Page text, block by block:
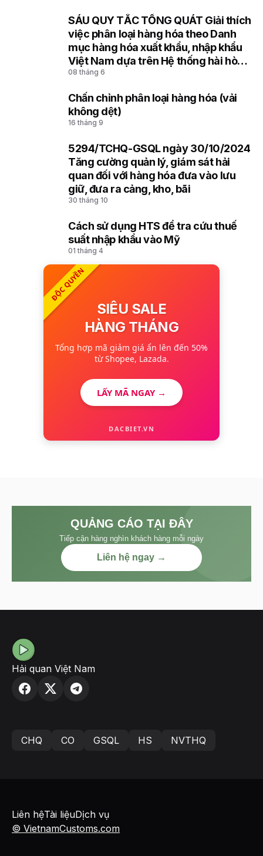
SÁU QUY TẮC TỔNG QUÁT Giải thích
việc phân loại hàng hóa theo Danh
mục hàng hóa xuất khẩu, nhập khẩu
Việt Nam dựa trên Hệ thống hài hòa
mô tả và mã hóa hàng hóa (HS) của
08 tháng 6
Chấn chỉnh phân loại hàng hóa (vải
không dệt)
16 tháng 9
5294/TCHQ-GSQL ngày 30/10/2024
Tăng cường quản lý, giám sát hải
quan đối với hàng hóa đưa vào lưu
giữ, đưa ra cảng, kho, bãi
30 tháng 10
Cách sử dụng HTS để tra cứu thuế
suất nhập khẩu vào Mỹ
01 tháng 4
ĐỘC QUYỀN
SIÊU SALE
HÀNG THÁNG
Tổng hợp mã giảm giá ẩn lên đến 50%
từ Shopee, Lazada.
LẤY MÃ NGAY →
DACBIET.VN
QUẢNG CÁO TẠI ĐÂY
Tiếp cận hàng nghìn khách hàng mỗi ngày
Liên hệ ngay →
Hải quan Việt Nam
CHQ CO GSQL HS NVTHQ
© VietnamCustoms.com
Liên hệTài liệuDịch vụ